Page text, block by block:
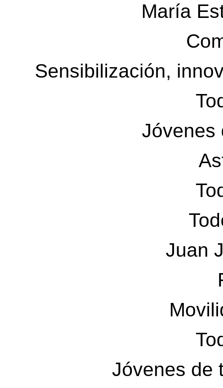
María
Sensibilización,
Jóvenes
Juan
Jóvenes de